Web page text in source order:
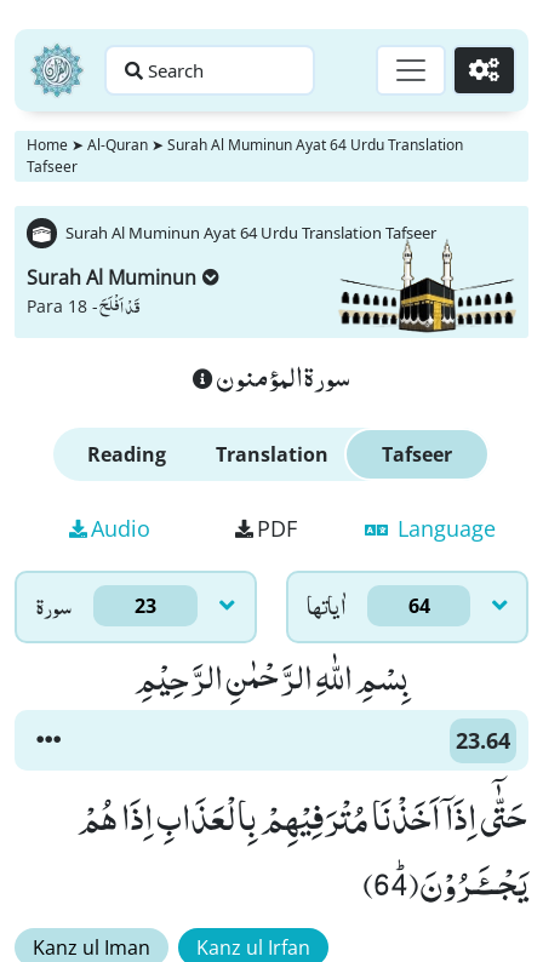
Search Go
Home ➤ Al-Quran ➤ Surah Al Muminun Ayat 64 Urdu Translation
Tafseer
Surah Al Muminun Ayat 64 Urdu Translation Tafseer
Surah Al Muminun
Para 18 -قَدْ اَفْلَحَ
سورة المؤمنون
Reading Translation Tafseer
Audio PDF Language
سورۃ 23 اٰياتها 64
بِسْمِ اللّٰهِ الرَّحْمٰنِ الرَّحِیْمِ
23.64
حَتّٰۤى اِذَاۤ اَخَذْنَا مُتْرَفِیْهِمْ بِالْعَذَابِ اِذَا هُمْ
یَجْــٴَـرُوْنَﭤ(64)
Kanz ul Iman Kanz ul Irfan